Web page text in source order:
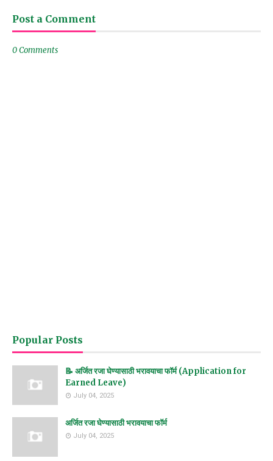
Post a Comment
0 Comments
Popular Posts
📝 अर्जित रजा घेण्यासाठी भरावयाचा फॉर्म (Application for
Earned Leave)
July 04, 2025
अर्जित रजा घेण्यासाठी भरावयाचा फॉर्म
July 04, 2025